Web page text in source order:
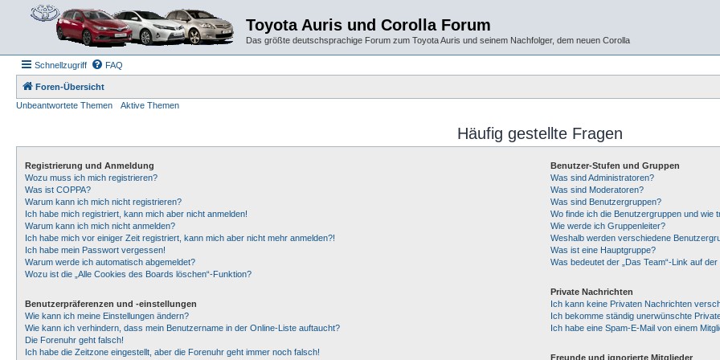
Toyota Auris und Corolla Forum
Das größte deutschsprachige Forum zum Toyota Auris und seinem Nachfolger, dem neuen Corolla
Schnellzugriff FAQ
Foren-Übersicht
Unbeantwortete Themen
Aktive Themen
Häufig gestellte Fragen
Registrierung und Anmeldung
Wozu muss ich mich registrieren?
Was ist COPPA?
Warum kann ich mich nicht registrieren?
Ich habe mich registriert, kann mich aber nicht anmelden!
Warum kann ich mich nicht anmelden?
Ich habe mich vor einiger Zeit registriert, kann mich aber nicht mehr anmelden?!
Ich habe mein Passwort vergessen!
Warum werde ich automatisch abgemeldet?
Wozu ist die „Alle Cookies des Boards löschen“-Funktion?
Benutzerpräferenzen und -einstellungen
Wie kann ich meine Einstellungen ändern?
Wie kann ich verhindern, dass mein Benutzername in der Online-Liste auftaucht?
Die Forenuhr geht falsch!
Ich habe die Zeitzone eingestellt, aber die Forenuhr geht immer noch falsch!
Benutzer-Stufen und Gruppen
Was sind Administratoren?
Was sind Moderatoren?
Was sind Benutzergruppen?
Wo finde ich die Benutzergruppen und wie
Wie werde ich Gruppenleiter?
Weshalb werden verschiedene
Was ist eine Hauptgruppe?
Was bedeutet der „Das Team“-Link auf
Private Nachrichten
Ich kann keine Privaten Nachrichten
Ich bekomme ständig unerwünschte
Ich habe eine Spam-E-Mail von einem
Freunde und ignorierte Mitglieder